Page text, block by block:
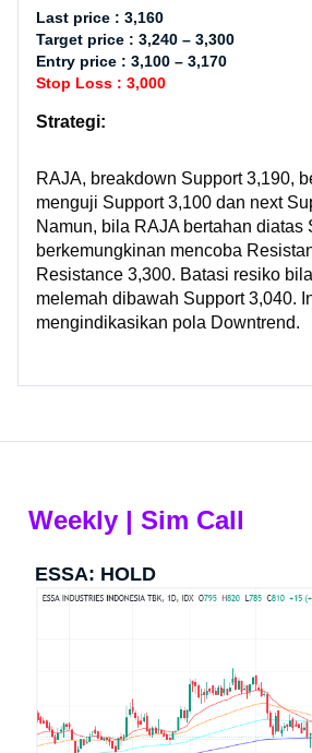
Last price : 3,160
Target price : 3,240 – 3,300
Entry price : 3,100 – 3,170
Stop Loss : 3,000
Strategi:
RAJA, breakdown Support 3,190,
menguji Support 3,100 dan next
Namun, bila RAJA bertahan diatas
berkemungkinan mencoba
Resistance 3,300. Batasi resiko
melemah dibawah Support 3,040.
mengindikasikan pola Downtrend.
Weekly | Sim Call
ESSA: HOLD